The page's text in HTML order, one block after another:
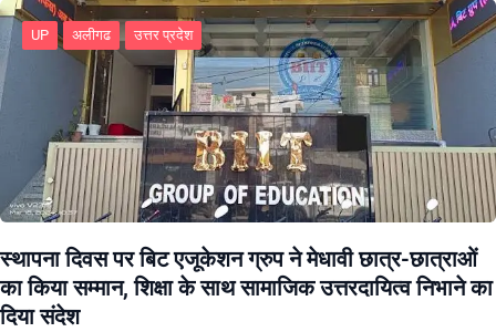
UP अलीगढ उत्तर प्रदेश
स्थापना दिवस पर बिट एजूकेशन ग्रुप ने मेधावी छात्र-छात्राओं
का किया सम्मान, शिक्षा के साथ सामाजिक उत्तरदायित्व निभाने का
दिया संदेश